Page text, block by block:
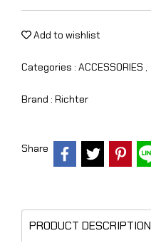
Add to wishlist
Categories : ACCESSORIES ,
Brand : Richter
Share
PRODUCT DESCRIPTION